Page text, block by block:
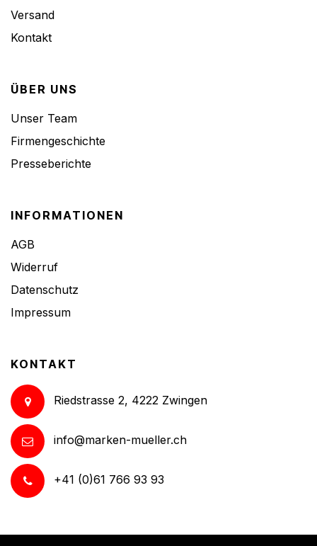
Versand
Kontakt
ÜBER UNS
Unser Team
Firmengeschichte
Presseberichte
INFORMATIONEN
AGB
Widerruf
Datenschutz
Impressum
KONTAKT
Riedstrasse 2, 4222 Zwingen
info@marken-mueller.ch
+41 (0)61 766 93 93